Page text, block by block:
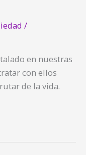
/
en nuestras
con ellos
de la vida.